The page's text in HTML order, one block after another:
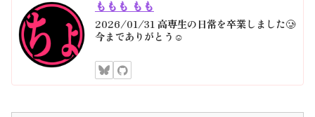
ももも もも
2026/01/31 高専生の日常を卒業しました🥲‎
今までありがとう☺️